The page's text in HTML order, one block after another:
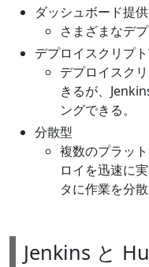
ダッシュボード提供
さまざまなデ
デプロイスクリプ
デプロイスク
きるが、
ングできる。
分散型
複数のプラッ
ロイを迅速に
タに作業を分散
Jenkins と